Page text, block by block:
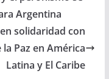
Argentina
solidaridad con
Paz en América
Latina y El Caribe